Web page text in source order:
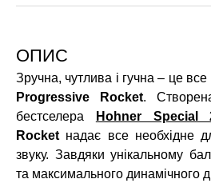
ОПИС
Зручна, чутлива і гучна – це все
Progressive Rocket.
бестселера
Hohner Special
Rocket надає все необхідне
звуку. Завдяки унікальному
та максимального динамічного